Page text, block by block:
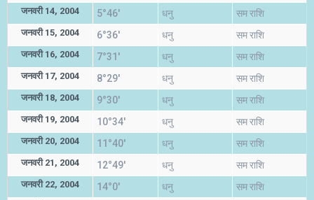
जनवरी 14, 2004 5°46' धनु सम राशि
जनवरी 15, 2004 6°36' धनु सम राशि
जनवरी 16, 2004 7°31' धनु सम राशि
जनवरी 17, 2004 8°29' धनु सम राशि
जनवरी 18, 2004 9°30' धनु सम राशि
जनवरी 19, 2004 10°34' धनु सम राशि
जनवरी 20, 2004 11°40' धनु सम राशि
जनवरी 21, 2004 12°49' धनु सम राशि
जनवरी 22, 2004 14°0' धनु सम राशि